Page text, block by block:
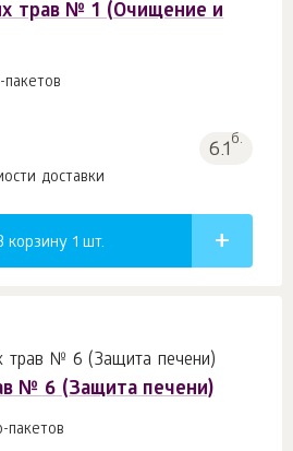
трав № 1 (Очищение и
6.1б.
доставки
корзину 1 шт.
№ 6 (Защита печени)
пакетов